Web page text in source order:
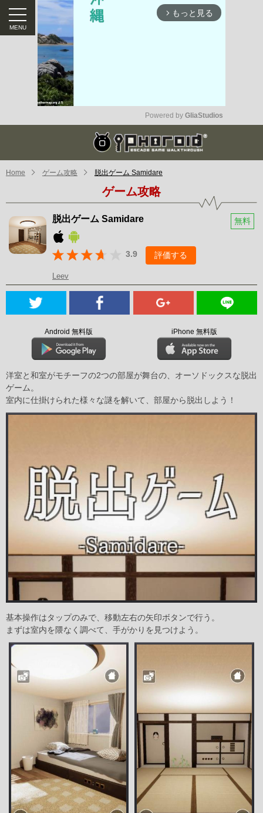
arrow_forward_ios もっと見る
Mute
Powered by GliaStudios
Home ゲーム攻略 脱出ゲーム Samidare
ゲーム攻略
脱出ゲーム Samidare 無料
3.9 評価する
Leev
Android 無料版 iPhone 無料版
洋室と和室がモチーフの2つの部屋が舞台の、オーソドックスな脱出
ゲーム。
室内に仕掛けられた様々な謎を解いて、部屋から脱出しよう！
基本操作はタップのみで、移動左右の矢印ボタンで行う。
まずは室内を隈なく調べて、手がかりを見つけよう。